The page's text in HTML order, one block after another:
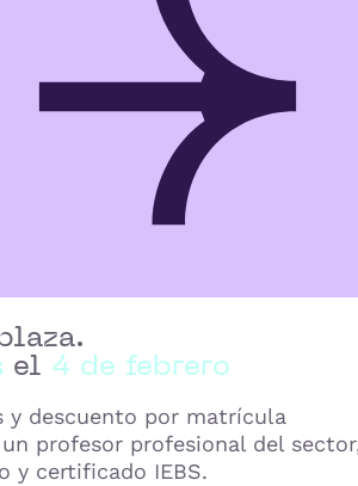
el 4 de febrero
y descuento por matrícula
profesor profesional del
y certificado IEBS.